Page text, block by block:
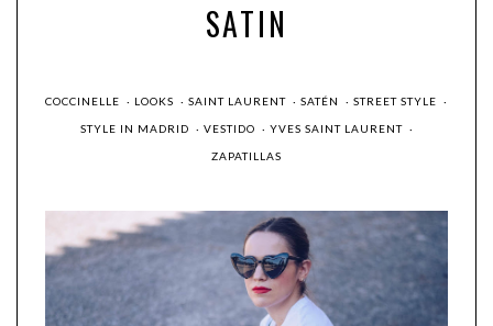
SATIN
COCCINELLE · LOOKS · SAINT LAURENT · SATÉN · STREET STYLE ·
STYLE IN MADRID · VESTIDO · YVES SAINT LAURENT ·
ZAPATILLAS